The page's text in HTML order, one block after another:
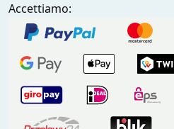
Accettiamo: